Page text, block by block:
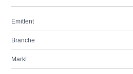
Emittent
Branche
Markt